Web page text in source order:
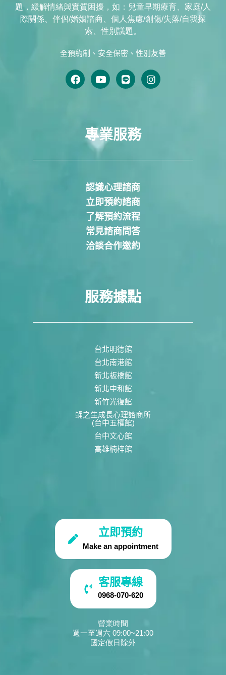
題，緩解情緒與實質困擾，如：兒童早期療育、家庭/人
際關係、伴侶/婚姻諮商、個人焦慮/創傷/失落/自我探
索、性別議題。
全預約制、安全保密、性別友善
專業服務
認識心理諮商
立即預約諮商
了解預約流程
常見諮商問答
洽談合作邀約
服務據點
台北明德館
台北南港館
新北板橋館
新北中和館
新竹光復館
蛹之生成長心理諮商所
(台中五權館)
台中文心館
高雄楠梓館
立即預約
Make an appointment
客服專線
0968-070-620
營業時間
週一至週六 09:00~21:00
國定假日除外